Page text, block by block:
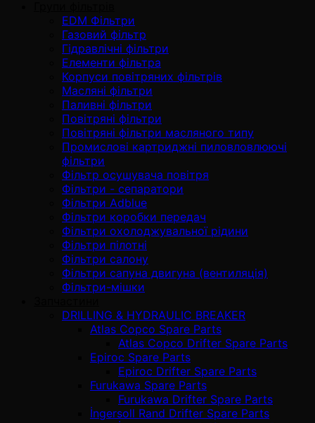
EDM Фільтри
Газовий фільтр
Гідравлічні фільтри
Елементи фільтра
Корпуси повітряних фільтрів
Масляні фільтри
Паливні фільтри
Повітряні фільтри
Повітряні фільтри масляного типу
Промислові картриджні пиловловлюючі
фільтри
Фільтр осушувача повітря
Фільтри - сепаратори
Фільтри Adblue
Фільтри коробки передач
Фільтри охолоджувальної рідини
Фільтри пілотні
Фільтри салону
Фільтри сапуна двигуна (вентиляція)
Фільтри-мішки
DRILLING & HYDRAULIC BREAKER
Atlas Copco Spare Parts
Atlas Copco Drifter Spare Parts
Epiroc Spare Parts
Epiroc Drifter Spare Parts
Furukawa Spare Parts
Furukawa Drifter Spare Parts
İngersoll Rand Drifter Spare Parts